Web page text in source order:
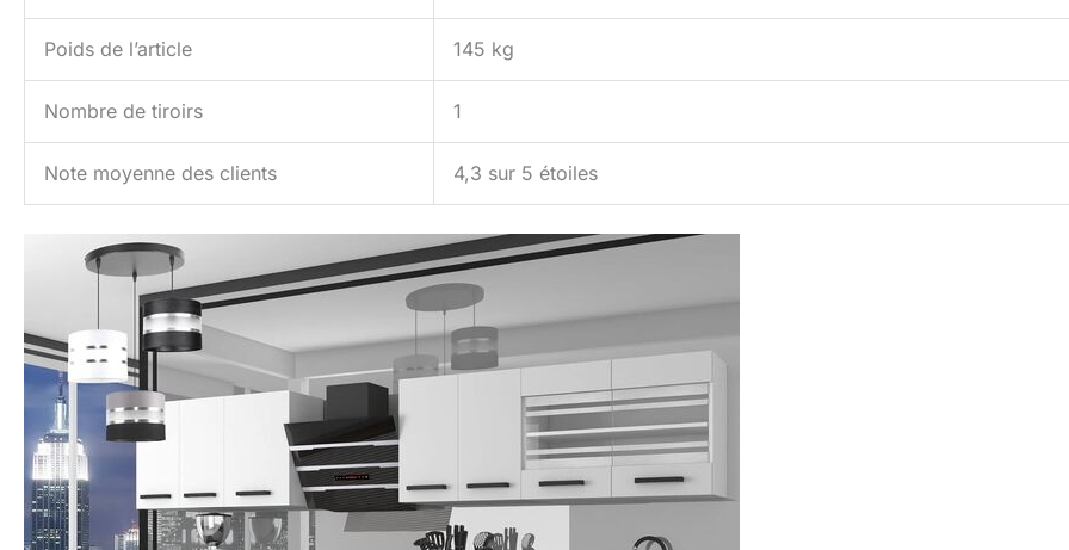
Poids de l’article 145 kg
Nombre de tiroirs 1
Note moyenne des clients 4,3 sur 5 étoiles